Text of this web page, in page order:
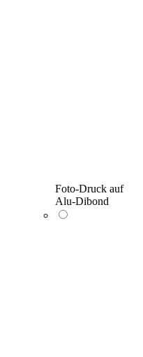
Foto-Druck auf
Alu-Dibond